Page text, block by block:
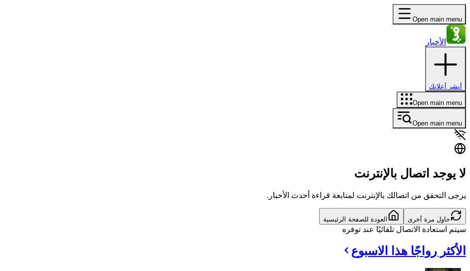
Open main menu
الأخبار
أنشر أعلانك
Open main menu
Open main menu
لا يوجد اتصال بالإنترنت
يرجى التحقق من اتصالك بالإنترنت لمتابعة قراءة أحدث الأخبار.
حاول مرة أخرى العودة للصفحة الرئيسية
سيتم استعادة الاتصال تلقائيًا عند توفره
الأكثر رواجًا هذا الاسبوع